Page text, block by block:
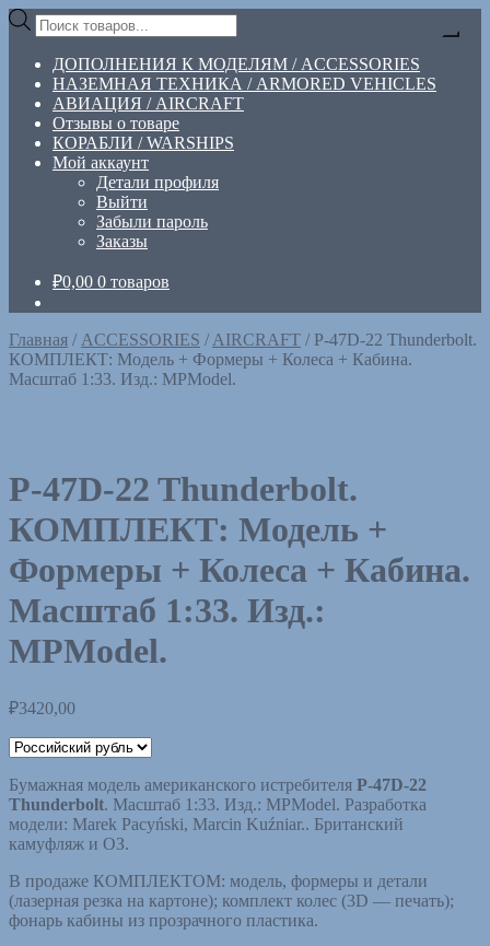
Перейти
навигации
Перейти
содержимому
Поиск
товаров
ДОПОЛНЕНИЯ К МОДЕЛЯМ / ACCESSORIES
НАЗЕМНАЯ ТЕХНИКА / ARMORED VEHICLES
АВИАЦИЯ / AIRCRAFT
Отзывы о товаре
КОРАБЛИ / WARSHIPS
Мой аккаунт
Детали профиля
Выйти
Забыли пароль
Заказы
₽0,00 0 товаров
Главная / ACCESSORIES /AIRCRAFT / P-47D-22 Thunderbolt.
КОМПЛЕКТ: Модель + Формеры + Колеса + Кабина.
Масштаб 1:33. Изд.: MPModel.
P-47D-22 Thunderbolt.
КОМПЛЕКТ: Модель +
Формеры + Колеса + Кабина.
Масштаб 1:33. Изд.:
MPModel.
₽3420,00
Бумажная модель американского истребителя P-47D-22
Thunderbolt. Масштаб 1:33. Изд.: MPModel. Разработка
модели: Marek Pacyński, Marcin Kuźniar.. Британский
камуфляж и ОЗ.
В продаже КОМПЛЕКТОМ: модель, формеры и детали
(лазерная резка на картоне); комплект колес (3D — печать);
фонарь кабины из прозрачного пластика.